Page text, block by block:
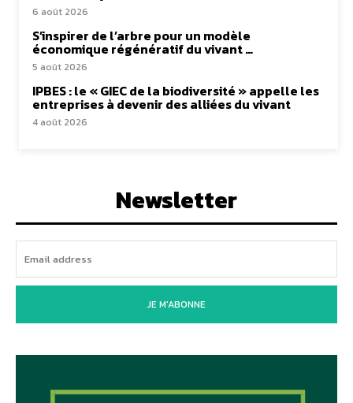
6 août 2026
S’inspirer de l’arbre pour un modèle
économique régénératif du vivant …
5 août 2026
IPBES : le « GIEC de la biodiversité » appelle les
entreprises à devenir des alliées du vivant
4 août 2026
Newsletter
JE M'ABONNE